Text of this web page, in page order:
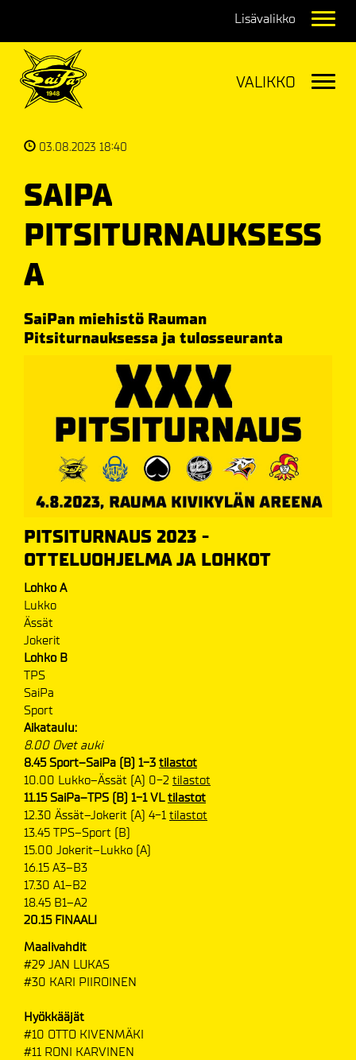
03.08.2023 18:40
SAIPA
PITSITURNAUKSESS
A
SaiPan miehistö Rauman
Pitsiturnauksessa ja tulosseuranta
PITSITURNAUS 2023 -
OTTELUOHJELMA JA LOHKOT
Lohko A
Lukko
Ässät
Jokerit
Lohko B
TPS
SaiPa
Sport
Aikataulu:
8.00 Ovet auki
8.45 Sport–SaiPa (B) 1-3 tilastot
10.00 Lukko–Ässät (A) 0-2 tilastot
11.15 SaiPa–TPS (B) 1-1 VLtilastot
12.30 Ässät–Jokerit (A) 4-1 tilastot
13.45 TPS–Sport (B)
15.00 Jokerit–Lukko (A)
16.15 A3–B3
17.30 A1–B2
18.45 B1–A2
20.15 FINAALI
Maalivahdit
#29 JAN LUKAS
#30 KARI PIIROINEN
Hyökkääjät
#10 OTTO KIVENMÄKI
#11 RONI KARVINEN